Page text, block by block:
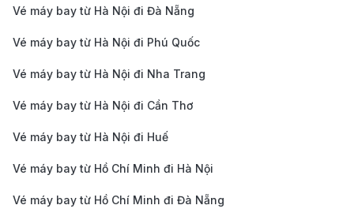
điểm đổi vé khi thanh toán bằng thẻ tín dụng. Nếu
Bay vào mùa thấp điểm : Hạn chế đi vào mùa cao
điểm du lịch (tháng 3 - tháng 5 và tháng 9 - tháng
11) khi giá vé thường tăng cao. Nếu có thể, hãy bay
Thơ đi Thâm Quyến
Vé máy bay từ Hà Nội đi Đà Nẵng
Vé máy bay từ Hà Nội đi Phú Quốc
Vé máy bay từ Hà Nội đi Nha Trang
Vé máy bay từ Hà Nội đi Cần Thơ
Vé máy bay từ Hà Nội đi Huế
Vé máy bay từ Hồ Chí Minh đi Hà Nội
Vé máy bay từ Hồ Chí Minh đi Đà Nẵng